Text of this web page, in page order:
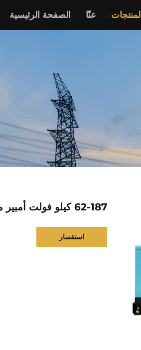
الصفحة الرئيسية عنّا المنتجات
62-187 كيلو فولت أمبير من النوع الصامت
استفسار